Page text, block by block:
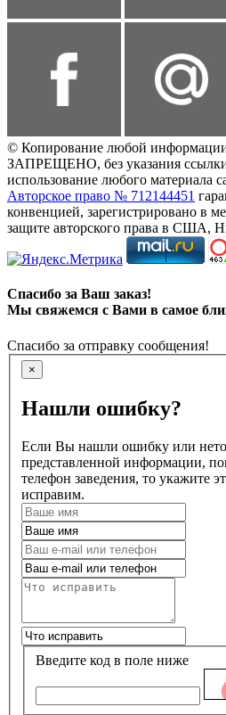
© Копирование любой
ЗАПРЕЩЕНО, без указания ссылки
использование любого материала
Авторское право № 712144451
конвенцией, зарегистрировано в
защите авторского права в США,
Спасибо за Ваш заказ!
Мы свяжемся с Вами в самое
Спасибо за отправку сообщения!
×
Нашли ошибку?
Если Вы нашли ошибку или
представленной информации,
телефон заведения, то укажите
исправим.
Введите код в поле ниже